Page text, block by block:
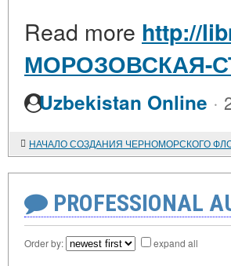
Read more http://
МОРОЗОВСКАЯ-
Uzbekistan Online ·
PROFESSIONAL
Order by: expand all